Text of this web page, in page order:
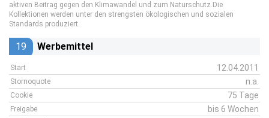
aktiven Beitrag gegen den Klimawandel und zum Naturschutz.Die
Kollektionen werden unter den strengsten ökologischen und sozialen
Standards produziert.
19 Werbemittel
Start 12.04.2011
Stornoquote n.a.
Cookie 75 Tage
Freigabe bis 6 Wochen